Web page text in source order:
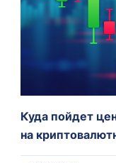
Куда пойдет
на